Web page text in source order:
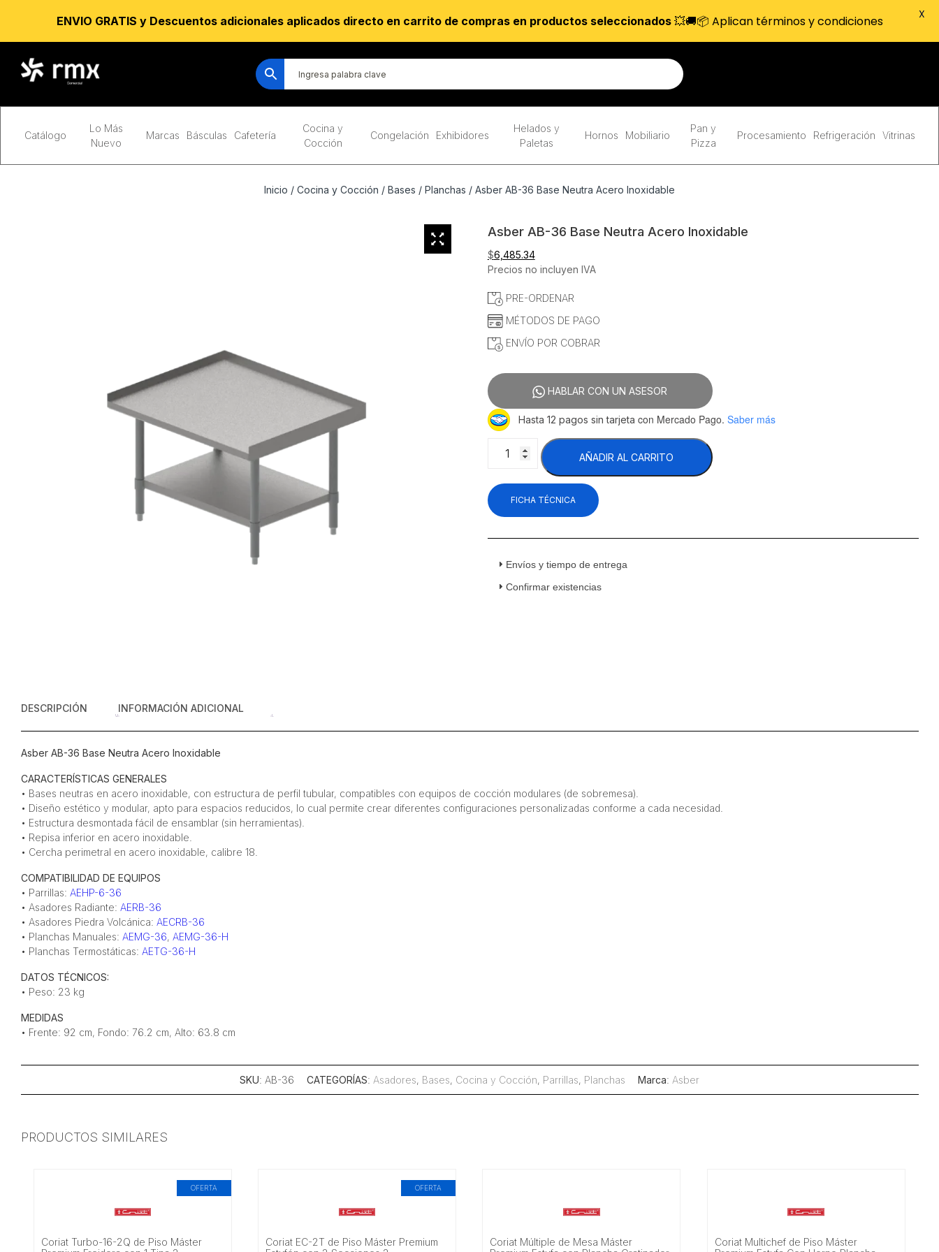
Catálogo
Lo Más
Nuevo
Marcas Básculas Cafetería
Cocina y
Cocción
Congelación Exhibidores
Helados y
Paletas
Hornos Mobiliario
Pan y
Pizza
Procesamiento Refrigeración Vitrinas
Inicio / Cocina y Cocción / Bases / Planchas / Asber AB-36 Base Neutra Acero Inoxidable
Asber AB-36 Base Neutra Acero Inoxidable
$6,485.34
Precios no incluyen IVA
PRE-ORDENAR
MÉTODOS DE PAGO
ENVÍO POR COBRAR
HABLAR CON UN ASESOR
Hasta 12 pagos sin tarjeta con Mercado Pago. Saber más
Base
Neutra
Acero
AÑADIR AL CARRITO
FICHA TÉCNICA
Envíos y tiempo de entrega
Confirmar existencias
DESCRIPCIÓN INFORMACIÓN ADICIONAL
Asber AB-36 Base Neutra Acero Inoxidable
CARACTERÍSTICAS GENERALES
• Bases neutras en acero inoxidable, con estructura de perfil tubular, compatibles con equipos de cocción modulares (de sobremesa).
• Diseño estético y modular, apto para espacios reducidos, lo cual permite crear diferentes configuraciones personalizadas conforme a cada necesidad.
• Estructura desmontada fácil de ensamblar (sin herramientas).
• Repisa inferior en acero inoxidable.
• Cercha perimetral en acero inoxidable, calibre 18.
COMPATIBILIDAD DE EQUIPOS
• Parrillas: AEHP-6-36
• Asadores Radiante: AERB-36
• Asadores Piedra Volcánica: AECRB-36
• Planchas Manuales: AEMG-36, AEMG-36-H
• Planchas Termostáticas: AETG-36-H
DATOS TÉCNICOS:
• Peso: 23 kg
MEDIDAS
• Frente: 92 cm, Fondo: 76.2 cm, Alto: 63.8 cm
SKU: AB-36 CATEGORÍAS: Asadores, Bases, Cocina y Cocción, Parrillas, Planchas Marca: Asber
PRODUCTOS SIMILARES
OFERTA
Coriat Turbo-16-2Q de Piso Máster
OFERTA
Coriat EC-2T de Piso Máster Premium
Coriat Múltiple de Mesa Máster
Coriat Multichef de Piso Máster
ENVIO GRATIS y Descuentos adicionales aplicados directo en carrito de compras en productos seleccionados💥🚚📦 Aplican términos y condiciones X